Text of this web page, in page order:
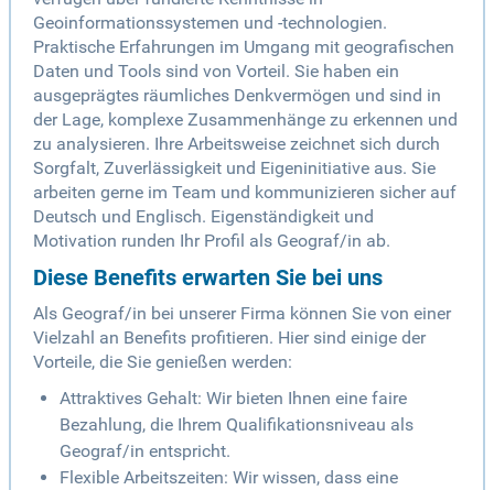
Geoinformationssystemen und -technologien.
Praktische Erfahrungen im Umgang mit geografischen
Daten und Tools sind von Vorteil. Sie haben ein
ausgeprägtes räumliches Denkvermögen und sind in
der Lage, komplexe Zusammenhänge zu erkennen und
zu analysieren. Ihre Arbeitsweise zeichnet sich durch
Sorgfalt, Zuverlässigkeit und Eigeninitiative aus. Sie
arbeiten gerne im Team und kommunizieren sicher auf
Deutsch und Englisch. Eigenständigkeit und
Motivation runden Ihr Profil als Geograf/in ab.
Diese Benefits erwarten Sie bei uns
Als Geograf/in bei unserer Firma können Sie von einer
Vielzahl an Benefits profitieren. Hier sind einige der
Vorteile, die Sie genießen werden:
Attraktives Gehalt: Wir bieten Ihnen eine faire
Bezahlung, die Ihrem Qualifikationsniveau als
Geograf/in entspricht.
Flexible Arbeitszeiten: Wir wissen, dass eine